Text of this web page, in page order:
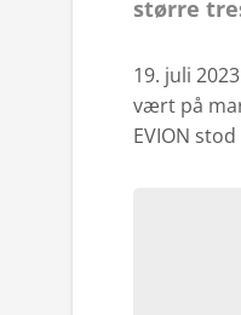
større
19. juli
vært på
EVION